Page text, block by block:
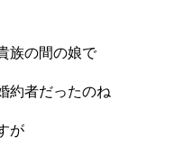
族の間の娘で
約者だったのね
が